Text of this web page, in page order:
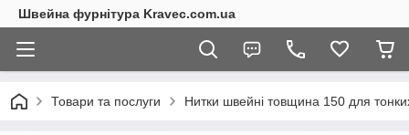
Швейна фурнітура Kravec.com.ua
Товари та послуги Нитки швейні товщина 150 для